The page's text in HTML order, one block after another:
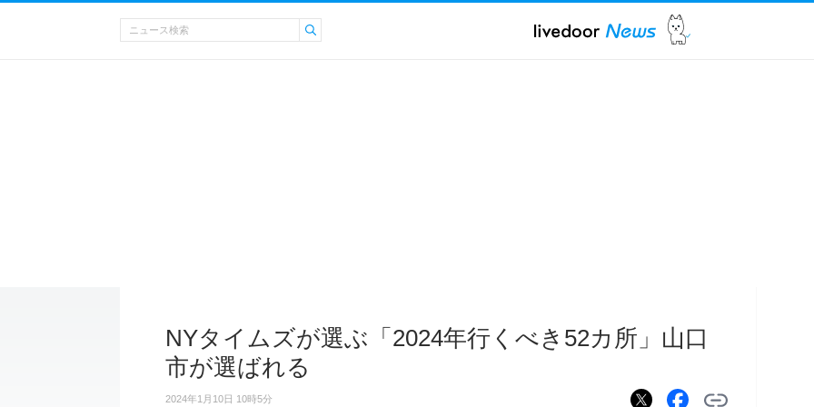
NYタイムズが選ぶ「2024年行くべき52カ所」山口
市が選ばれる
2024年1月10日 10時5分